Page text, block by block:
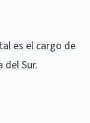
es el cargo de
del Sur.